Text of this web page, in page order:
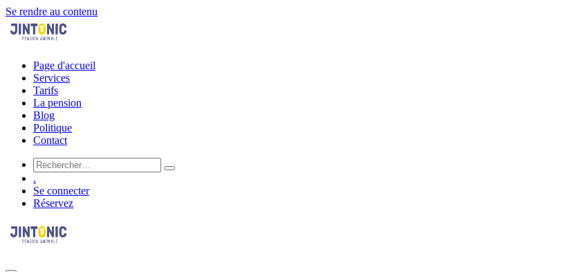
Se rendre au contenu
Page d'accueil
Services
Tarifs
La pension
Blog
Politique
Contact
.
Se connecter
Réservez